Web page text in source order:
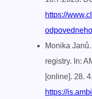
https://
Monika
registry. In:
[online]. 28.
https://